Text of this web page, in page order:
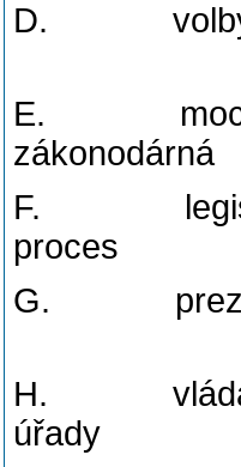
D. volby a
E.
F.
G.
H. vláda,